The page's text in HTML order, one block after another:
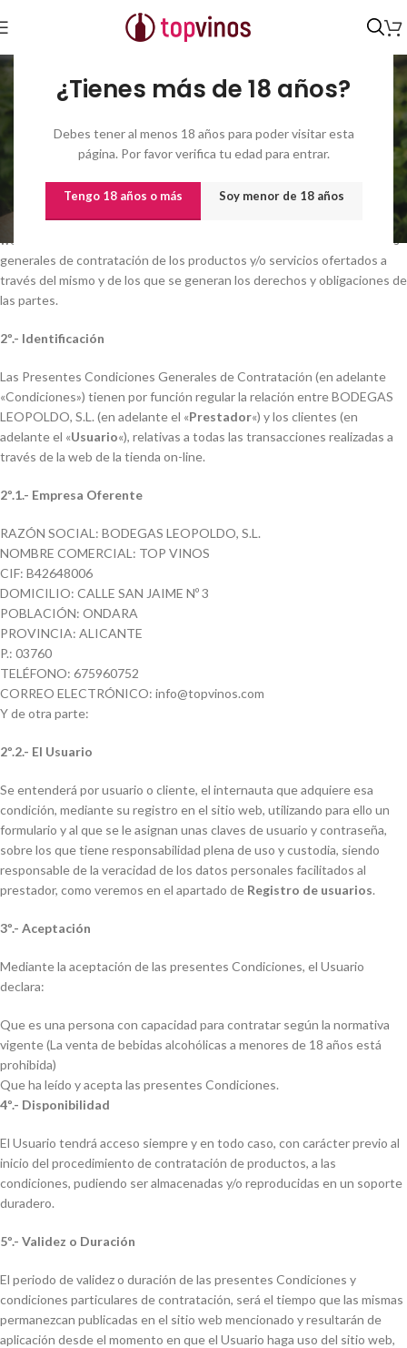
¿Tienes más de 18 años?
Debes tener al menos 18 años para poder visitar esta
página. Por favor verifica tu edad para entrar.
Tengo 18 años o más Soy menor de 18 años
Condiciones de venta
1º.- Marco Legal
En cumplimiento de la normativa vigente, la entidad BODEGAS
LEOPOLDO, S.L. que opera a través de internet desde el presente sitio
web WWW.TOPVINOS.COM se detalla a continuación las condiciones
generales de contratación de los productos y/o servicios ofertados a
través del mismo y de los que se generan los derechos y obligaciones de
las partes.
2º.- Identificación
Las Presentes Condiciones Generales de Contratación (en adelante
«Condiciones») tienen por función regular la relación entre BODEGAS
LEOPOLDO, S.L. (en adelante el «Prestador«) y los clientes (en
adelante el «Usuario«), relativas a todas las transacciones realizadas a
través de la web de la tienda on-line.
2º.1.- Empresa Oferente
RAZÓN SOCIAL: BODEGAS LEOPOLDO, S.L.
NOMBRE COMERCIAL: TOP VINOS
CIF: B42648006
DOMICILIO: CALLE SAN JAIME Nº 3
POBLACIÓN: ONDARA
PROVINCIA: ALICANTE
P.: 03760
TELÉFONO: 675960752
CORREO ELECTRÓNICO: info@topvinos.com
Y de otra parte:
2º.2.- El Usuario
Se entenderá por usuario o cliente, el internauta que adquiere esa
condición, mediante su registro en el sitio web, utilizando para ello un
formulario y al que se le asignan unas claves de usuario y contraseña,
sobre los que tiene responsabilidad plena de uso y custodia, siendo
responsable de la veracidad de los datos personales facilitados al
prestador, como veremos en el apartado de Registro de usuarios.
3º.- Aceptación
Mediante la aceptación de las presentes Condiciones, el Usuario
declara:
Que es una persona con capacidad para contratar según la normativa
vigente (La venta de bebidas alcohólicas a menores de 18 años está
prohibida)
Que ha leído y acepta las presentes Condiciones.
4º.- Disponibilidad
El Usuario tendrá acceso siempre y en todo caso, con carácter previo al
inicio del procedimiento de contratación de productos, a las
condiciones, pudiendo ser almacenadas y/o reproducidas en un soporte
duradero.
5º.- Validez o Duración
El periodo de validez o duración de las presentes Condiciones y
condiciones particulares de contratación, será el tiempo que las mismas
permanezcan publicadas en el sitio web mencionado y resultarán de
aplicación desde el momento en que el Usuario haga uso del sitio web,